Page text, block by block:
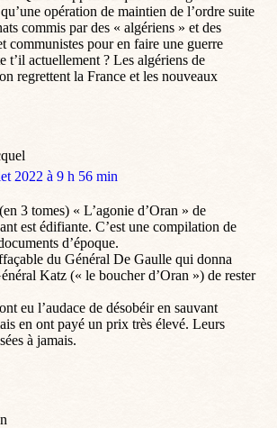
opération de maintien de l’ordre suite
commis par des « algériens » et des
communistes pour en faire une guerre
t’il actuellement ? Les algériens de
regrettent la France et les nouveaux
2022 à 9 h 56 min
3 tomes) « L’agonie d’Oran » de
est édifiante. C’est une compilation de
d’époque.
du Général De Gaulle qui donna
Katz (« le boucher d’Oran ») de rester
eu l’audace de désobéir en sauvant
en ont payé un prix très élevé. Leurs
à jamais.